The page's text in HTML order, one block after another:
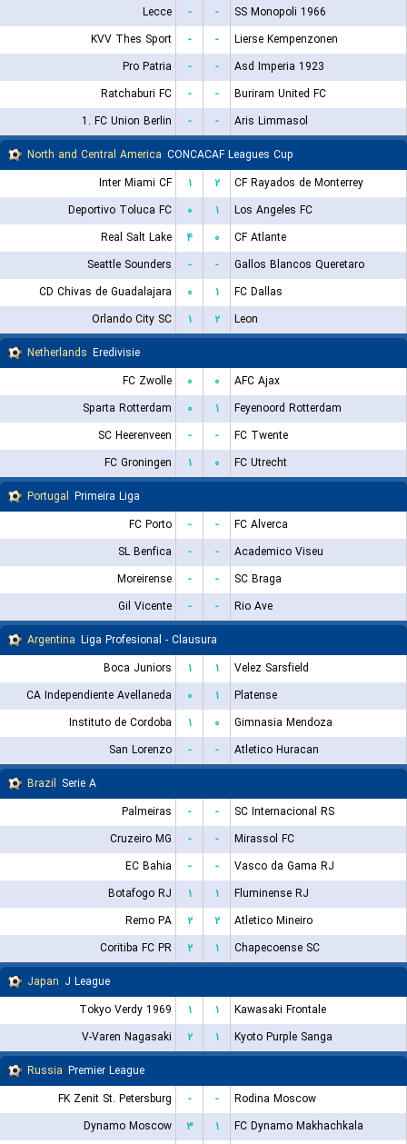
Lecce
- -
SS Monopoli 1966
KVV Thes Sport
- -
Lierse Kempenzonen
Pro Patria
- -
Asd Imperia 1923
Ratchaburi FC
- -
Buriram United FC
1. FC Union Berlin
- -
Aris Limmasol
North and Central America CONCACAF Leagues Cup
Inter Miami CF
۱ ۲
CF Rayados de Monterrey
Deportivo Toluca FC
۰ ۱
Los Angeles FC
Real Salt Lake
۴ ۰
CF Atlante
Seattle Sounders
- -
Gallos Blancos Queretaro
CD Chivas de Guadalajara
۰ ۱
FC Dallas
Orlando City SC
۱ ۲
Leon
Netherlands Eredivisie
FC Zwolle
۰ ۰
AFC Ajax
Sparta Rotterdam
۰ ۱
Feyenoord Rotterdam
SC Heerenveen
- -
FC Twente
FC Groningen
۱ ۰
FC Utrecht
Portugal Primeira Liga
FC Porto
- -
FC Alverca
SL Benfica
- -
Academico Viseu
Moreirense
- -
SC Braga
Gil Vicente
- -
Rio Ave
Argentina Liga Profesional - Clausura
Boca Juniors
۱ ۱
Velez Sarsfield
CA Independiente Avellaneda
۰ ۱
Platense
Instituto de Cordoba
۱ ۰
Gimnasia Mendoza
San Lorenzo
- -
Atletico Huracan
Brazil Serie A
Palmeiras
- -
SC Internacional RS
Cruzeiro MG
- -
Mirassol FC
EC Bahia
- -
Vasco da Gama RJ
Botafogo RJ
۱ ۱
Fluminense RJ
Remo PA
۲ ۲
Atletico Mineiro
Coritiba FC PR
۲ ۱
Chapecoense SC
Japan J League
Tokyo Verdy 1969
۱ ۱
Kawasaki Frontale
V-Varen Nagasaki
۲ ۱
Kyoto Purple Sanga
Russia Premier League
FK Zenit St. Petersburg
- -
Rodina Moscow
Dynamo Moscow
۳ ۱
FC Dynamo Makhachkala